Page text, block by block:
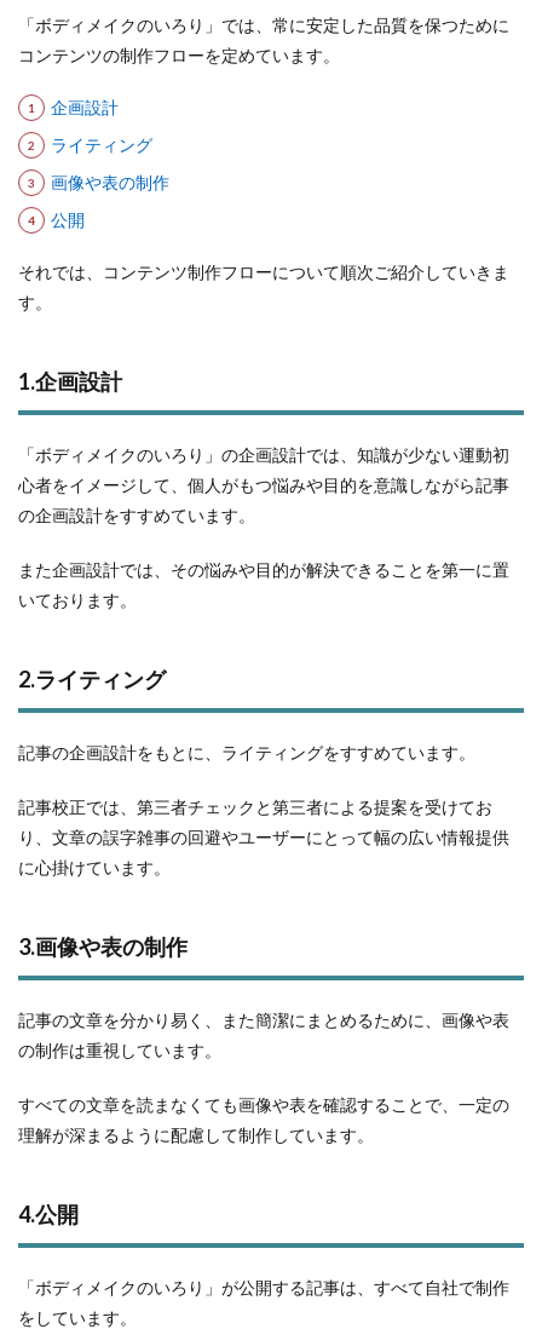
「ボディメイクのいろり」では、常に安定した品質を保つために
コンテンツの制作フローを定めています。
企画設計
ライティング
画像や表の制作
公開
それでは、コンテンツ制作フローについて順次ご紹介していきま
す。
1.企画設計
「ボディメイクのいろり」の企画設計では、知識が少ない運動初
心者をイメージして、個人がもつ悩みや目的を意識しながら記事
の企画設計をすすめています。
また企画設計では、その悩みや目的が解決できることを第一に置
いております。
2.ライティング
記事の企画設計をもとに、ライティングをすすめています。
記事校正では、第三者チェックと第三者による提案を受けてお
り、文章の誤字雑事の回避やユーザーにとって幅の広い情報提供
に心掛けています。
3.画像や表の制作
記事の文章を分かり易く、また簡潔にまとめるために、画像や表
の制作は重視しています。
すべての文章を読まなくても画像や表を確認することで、一定の
理解が深まるように配慮して制作しています。
4.公開
「ボディメイクのいろり」が公開する記事は、すべて自社で制作
をしています。